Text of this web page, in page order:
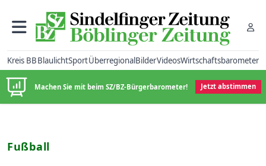
Kreis BBBlaulichtSportÜberregionalBilderVideosWirtschaftsbarometer
Machen Sie mit beim SZ/BZ-Bürgerbarometer! Jetzt abstimmen
Fußball